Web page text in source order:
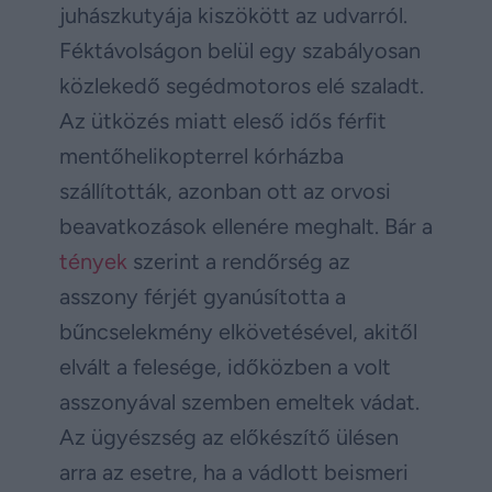
juhászkutyája kiszökött az udvarról.
Féktávolságon belül egy szabályosan
közlekedő segédmotoros elé szaladt.
Az ütközés miatt eleső idős férfit
mentőhelikopterrel kórházba
szállították, azonban ott az orvosi
beavatkozások ellenére meghalt. Bár a
tények szerint a rendőrség az
asszony férjét gyanúsította a
bűncselekmény elkövetésével, akitől
elvált a felesége, időközben a volt
asszonyával szemben emeltek vádat.
Az ügyészség az előkészítő ülésen
arra az esetre, ha a vádlott beismeri